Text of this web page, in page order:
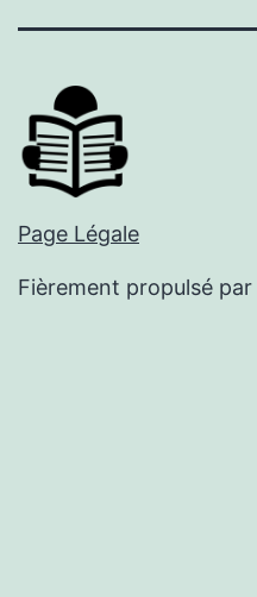
Page Légale
Fièrement propulsé par